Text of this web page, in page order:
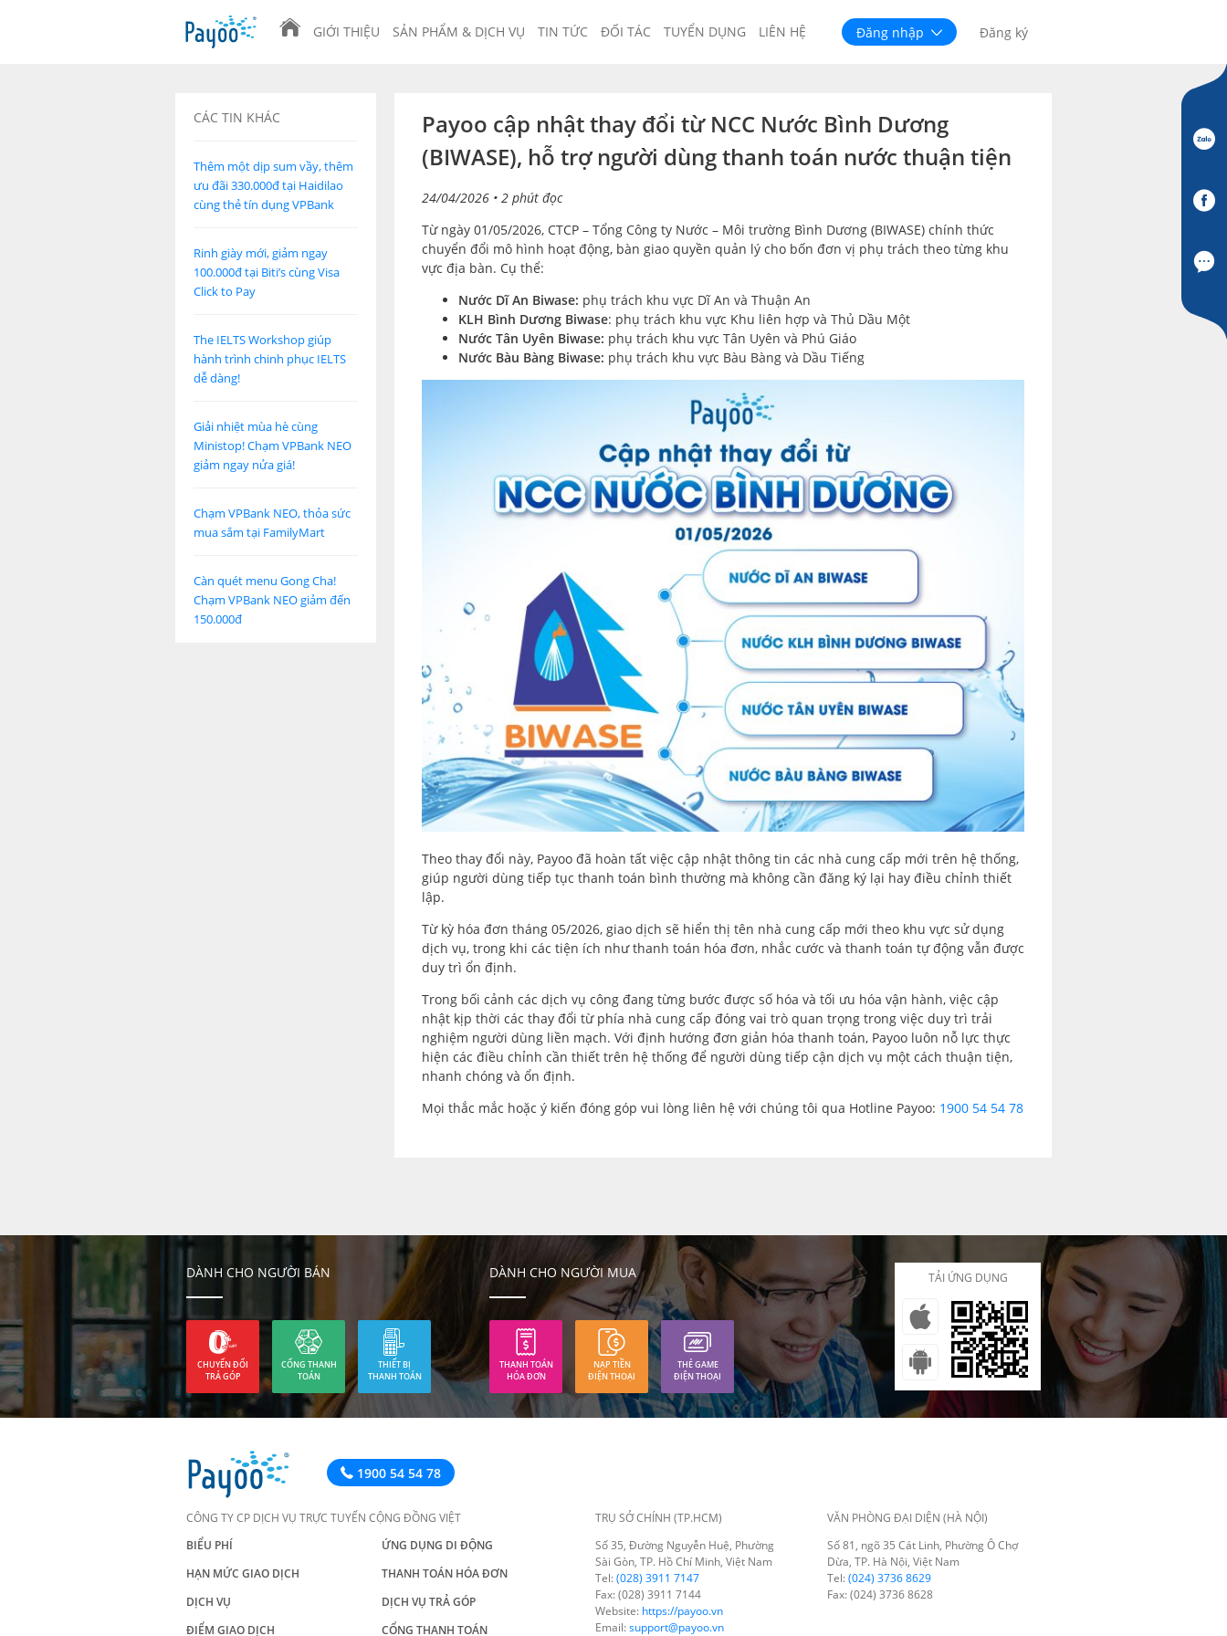
GIỚI THIỆU SẢN PHẨM & DỊCH VỤ TIN TỨC ĐỐI TÁC TUYỂN DỤNG LIÊN HỆ Đăng nhập Đăng ký
CÁC TIN KHÁC
Thêm một dịp sum vầy, thêm
ưu đãi 330.000đ tại Haidilao
cùng thẻ tín dụng VPBank
Rinh giày mới, giảm ngay
100.000đ tại Biti’s cùng Visa
Click to Pay
The IELTS Workshop giúp
hành trình chinh phục IELTS
dễ dàng!
Giải nhiệt mùa hè cùng
Ministop! Chạm VPBank NEO
giảm ngay nửa giá!
Chạm VPBank NEO, thỏa sức
mua sắm tại FamilyMart
Càn quét menu Gong Cha!
Chạm VPBank NEO giảm đến
150.000đ
Payoo cập nhật thay đổi từ NCC Nước Bình Dương
(BIWASE), hỗ trợ người dùng thanh toán nước thuận tiện
24/04/2026 • 2 phút đọc
Từ ngày 01/05/2026, CTCP – Tổng Công ty Nước – Môi trường Bình Dương (BIWASE) chính thức
chuyển đổi mô hình hoạt động, bàn giao quyền quản lý cho bốn đơn vị phụ trách theo từng khu
vực địa bàn. Cụ thể:
Nước Dĩ An Biwase: phụ trách khu vực Dĩ An và Thuận An
KLH Bình Dương Biwase: phụ trách khu vực Khu liên hợp và Thủ Dầu Một
Nước Tân Uyên Biwase: phụ trách khu vực Tân Uyên và Phú Giáo
Nước Bàu Bàng Biwase: phụ trách khu vực Bàu Bàng và Dầu Tiếng
Theo thay đổi này, Payoo đã hoàn tất việc cập nhật thông tin các nhà cung cấp mới trên hệ thống,
giúp người dùng tiếp tục thanh toán bình thường mà không cần đăng ký lại hay điều chỉnh thiết
lập.
Từ kỳ hóa đơn tháng 05/2026, giao dịch sẽ hiển thị tên nhà cung cấp mới theo khu vực sử dụng
dịch vụ, trong khi các tiện ích như thanh toán hóa đơn, nhắc cước và thanh toán tự động vẫn được
duy trì ổn định.
Trong bối cảnh các dịch vụ công đang từng bước được số hóa và tối ưu hóa vận hành, việc cập
nhật kịp thời các thay đổi từ phía nhà cung cấp đóng vai trò quan trọng trong việc duy trì trải
nghiệm người dùng liền mạch. Với định hướng đơn giản hóa thanh toán, Payoo luôn nỗ lực thực
hiện các điều chỉnh cần thiết trên hệ thống để người dùng tiếp cận dịch vụ một cách thuận tiện,
nhanh chóng và ổn định.
Mọi thắc mắc hoặc ý kiến đóng góp vui lòng liên hệ với chúng tôi qua Hotline Payoo: 1900 54 54 78
DÀNH CHO NGƯỜI BÁN
CHUYỂN ĐỔI
TRẢ GÓP
CỔNG THANH
TOÁN
THIẾT BỊ
THANH TOÁN
DÀNH CHO NGƯỜI MUA
THANH TOÁN
HÓA ĐƠN
NẠP TIỀN
ĐIỆN THOẠI
THẺ GAME
ĐIỆN THOẠI
TẢI ỨNG DỤNG
1900 54 54 78
CÔNG TY CP DỊCH VỤ TRỰC TUYẾN CỘNG ĐỒNG VIỆT
BIỂU PHÍ
HẠN MỨC GIAO DỊCH
DỊCH VỤ
ĐIỂM GIAO DỊCH
ỨNG DỤNG DI ĐỘNG
THANH TOÁN HÓA ĐƠN
DỊCH VỤ TRẢ GÓP
CỔNG THANH TOÁN
TRỤ SỞ CHÍNH (TP.HCM)
Số 35, Đường Nguyễn Huệ, Phường
Sài Gòn, TP. Hồ Chí Minh, Việt Nam
Tel:(028) 3911 7147
Fax: (028) 3911 7144
Website: https://payoo.vn
Email:support@payoo.vn
VĂN PHÒNG ĐẠI DIỆN (HÀ NỘI)
Số 81, ngõ 35 Cát Linh, Phường Ô Chợ
Dừa, TP. Hà Nội, Việt Nam
Tel:(024) 3736 8629
Fax: (024) 3736 8628